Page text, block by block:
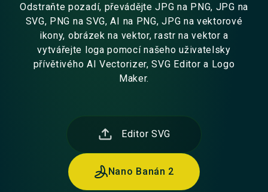
Odstraňte pozadí, převádějte JPG na PNG, JPG na
SVG, PNG na SVG, AI na PNG, JPG na vektorové
ikony, obrázek na vektor, rastr na vektor a
vytvářejte loga pomocí našeho uživatelsky
přívětivého AI Vectorizer, SVG Editor a Logo
Maker.
Editor SVG
Nano Banán 2